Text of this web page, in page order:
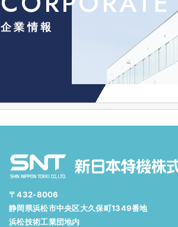
企業情報
〒432-8006
静岡県浜松市中央区大久保町1349番地
浜松技術工業団地内